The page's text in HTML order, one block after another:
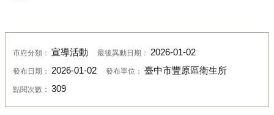
市府分類： 宣導活動 最後異動日期： 2026-01-02
發布日期： 2026-01-02 發布單位： 臺中市豐原區衛生所
點閱次數： 309